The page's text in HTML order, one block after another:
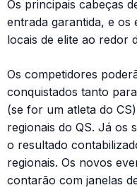
Os principais cabeças
entrada garantida, e os
locais de elite ao redor
Os competidores
conquistados tanto
(se for um atleta do
regionais do QS. Já os
o resultado
regionais. Os novos
contarão com janelas